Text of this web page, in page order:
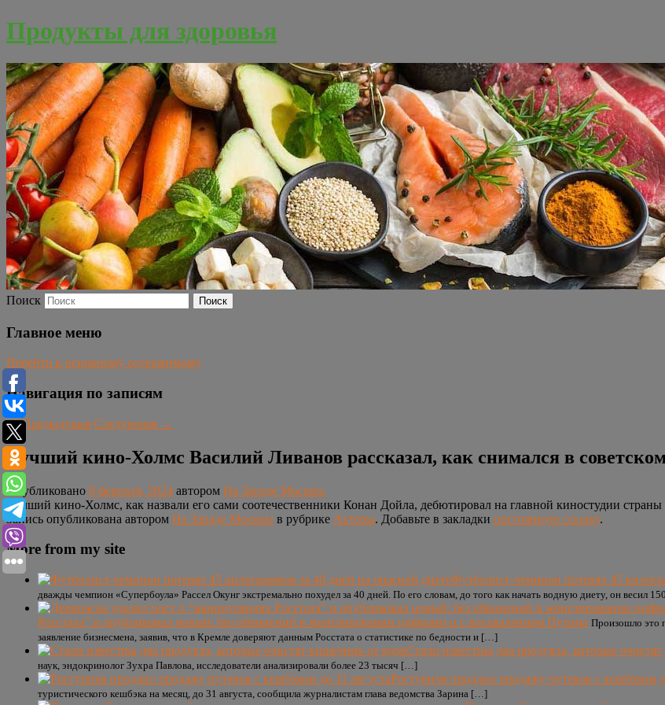
Продукты для здоровья
Поиск
Главное меню
Перейти к основному содержимому
Навигация по записям
←Предыдущая Следующая →
Лучший кино-Холмс Василий Ливанов рассказал, как снимался в
Опубликовано 9 февраля, 2024 автором На Западе Москвы
Лучший кино-Холмс, как назвали его сами соотечественники Конан Дойла, дебютировал на главной киностудии страны
Запись опубликована автором На Западе Москвы в рубрике Актеры. Добавьте в закладки постоянную ссылку.
More from my site
Футболист-чемпион потерял 45
дважды чемпион «Супербоула» Рассел Окунг экстремально похудел за 40 дней. По его словам, до того как начать водную диету, он весил
Росстата” и опубликовал новый: без обвинений в жонглировании цифрами и с восхвалением Путина Произошло это
заявление бизнесмена, заявив, что в Кремле доверяют данным Росстата о статистике по бедности и […]
Стали известны два продукта, которые
наук, эндокринолог Зухра Павлова, исследователи анализировали более 23 тысяч […]
Ростуризм продлил продажу путевок с кешбэком
туристического кешбэка на месяц, до 31 августа, сообщила журналистам глава ведомства Зарина […]